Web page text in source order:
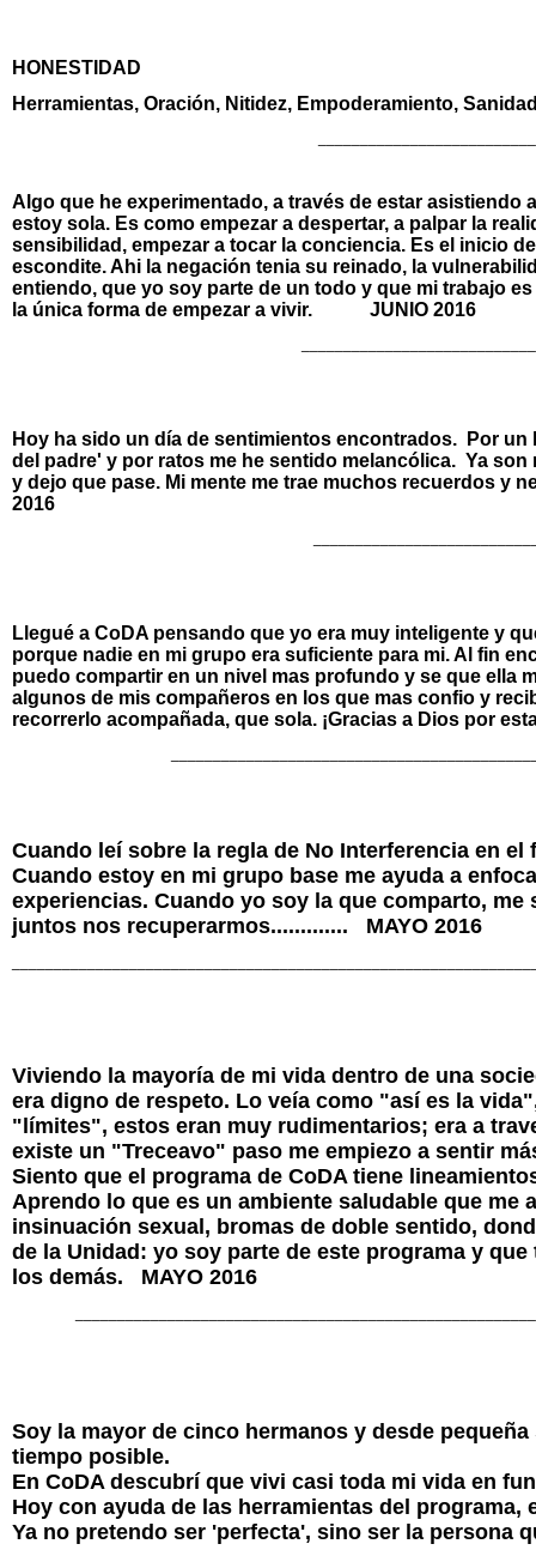
HONESTIDAD
Herramientas, Oración, Nitidez, Empoderamiento,
Algo que he experimentado, a través de estar
estoy sola. Es como empezar a despertar, a palpar la
sensibilidad, empezar a tocar la conciencia. Es el inicio
escondite. Ahi la negación tenia su reinado, la
entiendo, que yo soy parte de un todo y que mi trabajo
la única forma de empezar a vivir. JUNIO 2016
Hoy ha sido un día de sentimientos encontrados. Por
del padre' y por ratos me he sentido melancólica. Ya
y dejo que pase. Mi mente me trae muchos recuerdos y
2016
Llegué a CoDA pensando que yo era muy inteligente y
porque nadie en mi grupo era suficiente para mi. Al fin
puedo compartir en un nivel mas profundo y se que ella
algunos de mis compañeros en los que mas confio y
recorrerlo acompañada, que sola. ¡Gracias a Dios por
Cuando leí sobre la regla de No Interferencia en
Cuando estoy en mi grupo base me ayuda a
experiencias. Cuando yo soy la que comparto,
juntos nos recuperarmos............. MAYO 2016
Viviendo la mayoría de mi vida dentro de una
era digno de respeto. Lo veía como "así es la
"límites", estos eran muy rudimentarios; era a
existe un "Treceavo" paso me empiezo a sentir
Siento que el programa de CoDA tiene
Aprendo lo que es un ambiente saludable que me
insinuación sexual, bromas de doble sentido,
de la Unidad: yo soy parte de este programa y
los demás. MAYO 2016
Soy la mayor de cinco hermanos y desde
tiempo posible.
En CoDA descubrí que vivi casi toda mi vida en
Hoy con ayuda de las herramientas del
Ya no pretendo ser 'perfecta', sino ser la